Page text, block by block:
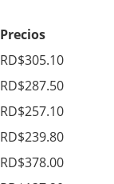
Precios
RD$305.10
RD$287.50
RD$257.10
RD$239.80
RD$378.00